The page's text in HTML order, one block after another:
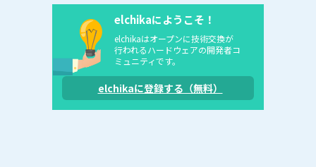
elchikaにようこそ！
elchikaはオープンに技術交換が
行われるハードウェアの開発者コ
ミュニティです。
elchikaに登録する（無料）